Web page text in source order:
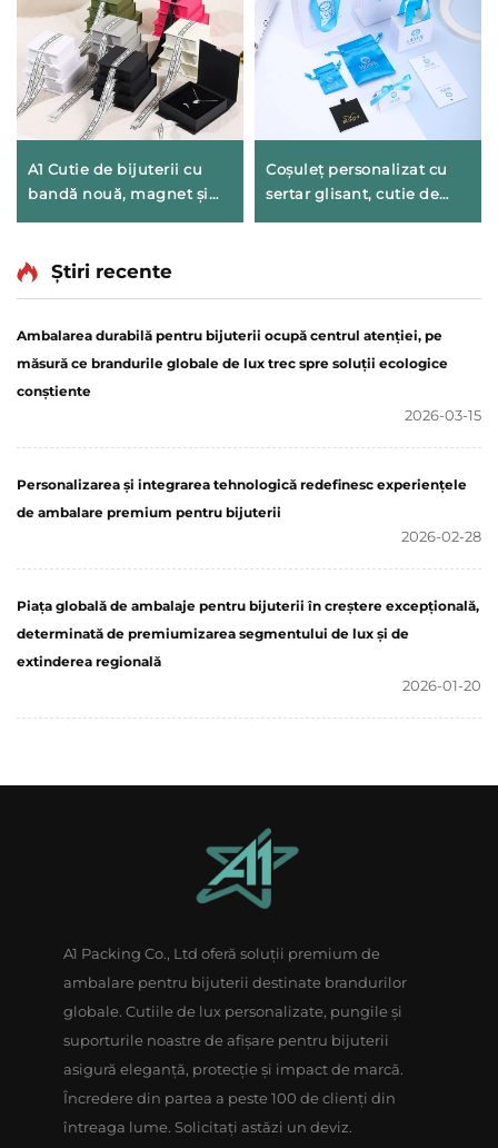
A1 Cutie de bijuterii cu
bandă nouă, magnet și
ceasuri, coliere și cercuri
Coșuleț personalizat cu
sertar glisant, cutie de
Știri recente
Ambalarea durabilă pentru bijuterii ocupă centrul atenției, pe
măsură ce brandurile globale de lux trec spre soluții ecologice
conștiente
2026-03-15
Personalizarea și integrarea tehnologică redefinesc experiențele
de ambalare premium pentru bijuterii
2026-02-28
Piața globală de ambalaje pentru bijuterii în creștere excepțională,
determinată de premiumizarea segmentului de lux și de
extinderea regională
2026-01-20
A1 Packing Co., Ltd oferă soluții premium de
ambalare pentru bijuterii destinate brandurilor
globale. Cutiile de lux personalizate, pungile și
suporturile noastre de afișare pentru bijuterii
asigură eleganță, protecție și impact de marcă.
Încredere din partea a peste 100 de clienți din
întreaga lume. Solicitați astăzi un deviz.